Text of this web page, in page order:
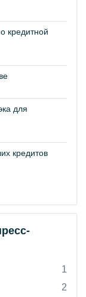
кредитной
для
кредитов
1
2